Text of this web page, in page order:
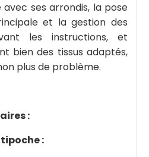
ses arrondis, la pose
et la gestion des
les instructions, et
bien des tissus adaptés,
plus de problème.
:
: